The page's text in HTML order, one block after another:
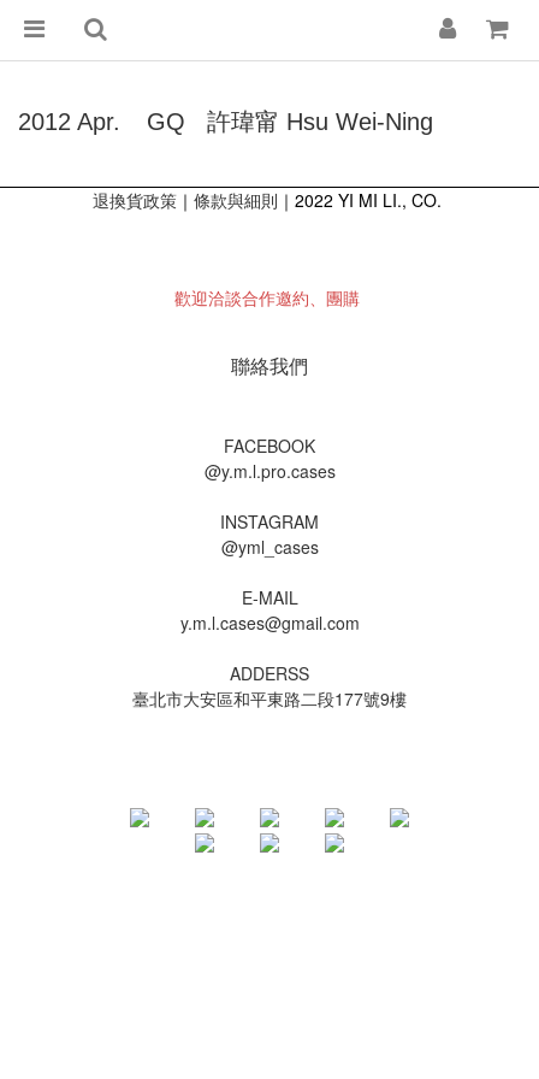
2012 Apr. GQ 許瑋甯 Hsu Wei-Ning
退換貨政策 ｜ 條款與細則 ｜2022 YI MI LI., CO.
歡迎洽談合作邀約、團購
聯絡我們
FACEBOOK
@y.m.l.pro.cases
INSTAGRAM
@yml_cases
E-MAIL
y.m.l.cases@gmail.com
ADDERSS
臺北市大安區和平東路二段177號9樓